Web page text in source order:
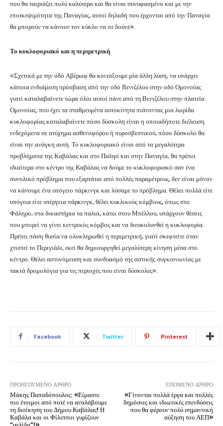
που θα ταιριάζει πολύ καλύτερα και θα είναι συνυφασμένο και με την
επισκεψιμότητα της Παναγίας, αυτοί δηλαδή που έρχονται από την Παναγία
θα μπορούν να κάνουν τον κύκλο να το δούνε».
Το κυκλοφοριακό και η περιμετρική
«Σχετικά με την οδό Αβέρωφ θα κοιτάξουμε μία άλλη λύση, να υπάρχει
κάποια ενδιάμεση πρόσβαση από την οδό Βενιζέλου στην οδό Ομονοίας
γιατί καταλαβαίνετε τώρα όλοι αυτοί πάνε από τη Βενιζέλου στην πλατεία
Ομονοίας, που έχει τα σταθμευμένα αυτοκίνητα πιάνοντας μια λωρίδα
κυκλοφορίας καταλαβαίνετε πόσο δύσκολη είναι η οποιαδήποτε διέλευση
ενδεχόμενα σε ατύχημα ασθενοφόρου ή πυροσβεστικού, πόσο δύσκολο θα
είναι την ανάγκη αυτή. Το κυκλοφοριακό είναι από τα μεγαλύτερα
προβλήματα της Καβάλας και στο Παληό και στην Παναγία, θα πρέπει
ιδιαίτερα στο κέντρο της Καβάλας να δούμε το κυκλοφοριακό σαν ένα
συνολικό πρόβλημα που εξαρτάται από πολλές παραμέτρους, δεν είναι μόνον
να κάνουμε ένα υπόγειο πάρκινγκ και λύσαμε το πρόβλημα. Θέλει πολλά είτε
υπόγεια είτε υπέργεια πάρκινγκ, θέλει κυκλικούς κόμβους, όπως στο
Φάληρο, στα δικαστήρια τα παλιά, κάτω στου Μπέλλου, υπάρχουν θέσεις
που μπορεί να γίνει κεντρικός κόμβος και να διευκολυνθεί η κυκλοφορία.
Πρέπει πάση θυσία να ολοκληρωθεί η περιμετρική, γιατί σκεφτείτε όταν
χτιστεί το Περιγιάλι, εκεί θα δημιουργηθεί μεγαλύτερη κίνηση μέσα στο
κέντρο. Θέλει αστυνόμευση και συνδυασμό της αστικής συγκοινωνίας με
τακτά δρομολόγια για τις περιοχές που είναι δύσκολες».
Facebook Twitter Pinterest
ΠΡΟΗΓΟΎΜΕΝΟ ΆΡΘΡΟ
Μάκης Παπαδόπουλος: «Είμαστε
πιο έτοιμοι από ποτέ να αναλάβουμε
τη διοίκηση του Δήμου Καβάλας! Η
Καβάλα και οι Φίλιπποι γυρίζουν
ΕΠΌΜΕΝΟ ΆΡΘΡΟ
«Γίνονται πολλά έργα και πολλές
δημόσιες και ιδιωτικές επενδύσεις
που θα φέρουν πολύ σημαντική
αύξηση του ΑΕΠ»